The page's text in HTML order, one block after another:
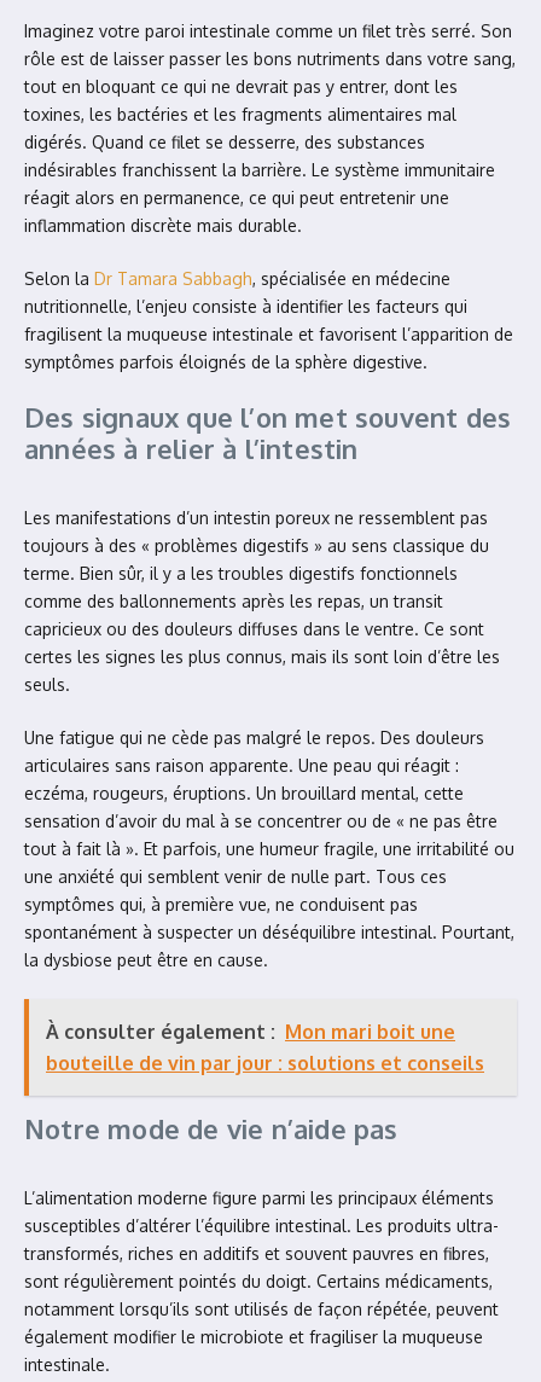
Imaginez votre paroi intestinale comme un filet très serré. Son
rôle est de laisser passer les bons nutriments dans votre sang,
tout en bloquant ce qui ne devrait pas y entrer, dont les
toxines, les bactéries et les fragments alimentaires mal
digérés. Quand ce filet se desserre, des substances
indésirables franchissent la barrière. Le système immunitaire
réagit alors en permanence, ce qui peut entretenir une
inflammation discrète mais durable.
Selon la Dr Tamara Sabbagh, spécialisée en médecine
nutritionnelle, l’enjeu consiste à identifier les facteurs qui
fragilisent la muqueuse intestinale et favorisent l’apparition de
symptômes parfois éloignés de la sphère digestive.
Des signaux que l’on met souvent des
années à relier à l’intestin
Les manifestations d’un intestin poreux ne ressemblent pas
toujours à des « problèmes digestifs » au sens classique du
terme. Bien sûr, il y a les troubles digestifs fonctionnels
comme des ballonnements après les repas, un transit
capricieux ou des douleurs diffuses dans le ventre. Ce sont
certes les signes les plus connus, mais ils sont loin d’être les
seuls.
Une fatigue qui ne cède pas malgré le repos. Des douleurs
articulaires sans raison apparente. Une peau qui réagit :
eczéma, rougeurs, éruptions. Un brouillard mental, cette
sensation d’avoir du mal à se concentrer ou de « ne pas être
tout à fait là ». Et parfois, une humeur fragile, une irritabilité ou
une anxiété qui semblent venir de nulle part. Tous ces
symptômes qui, à première vue, ne conduisent pas
spontanément à suspecter un déséquilibre intestinal. Pourtant,
la dysbiose peut être en cause.
À consulter également : Mon mari boit une
bouteille de vin par jour : solutions et conseils
Notre mode de vie n’aide pas
L’alimentation moderne figure parmi les principaux éléments
susceptibles d’altérer l’équilibre intestinal. Les produits ultra-
transformés, riches en additifs et souvent pauvres en fibres,
sont régulièrement pointés du doigt. Certains médicaments,
notamment lorsqu’ils sont utilisés de façon répétée, peuvent
également modifier le microbiote et fragiliser la muqueuse
intestinale.